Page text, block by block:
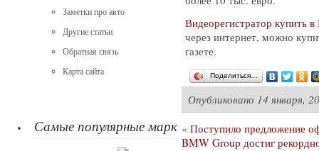
Заметки про авто
Другие статьи
Обратная связь
Карта сайта
Самые популярные марки
Видеорегистратор купить
через интернет, можно
газете.
Поделиться…
Опубликовано 14 января,
« Поступило предложение
BMW Group достиг